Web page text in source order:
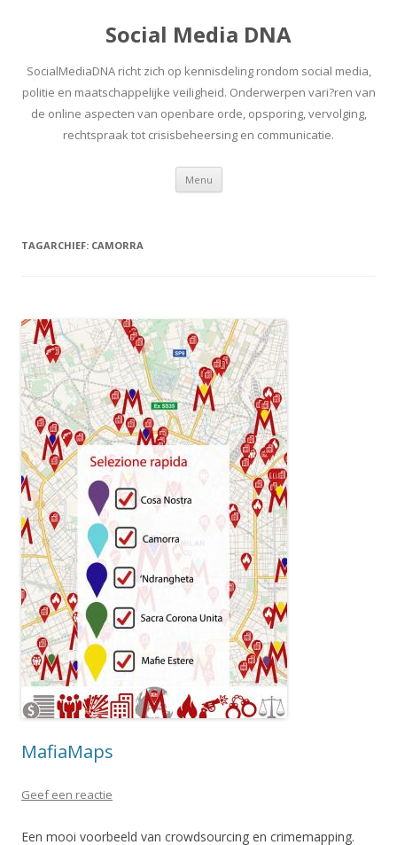
Social Media DNA
SocialMediaDNA richt zich op kennisdeling rondom social media,
politie en maatschappelijke veiligheid. Onderwerpen vari?ren van
de online aspecten van openbare orde, opsporing, vervolging,
rechtspraak tot crisisbeheersing en communicatie.
Menu Spring
inhoud
TAGARCHIEF: CAMORRA
MafiaMaps
Geef een reactie
Een mooi voorbeeld van crowdsourcing en crimemapping.